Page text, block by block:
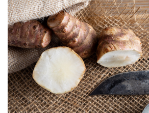
Salsa 3 pomodori
€ 12,00